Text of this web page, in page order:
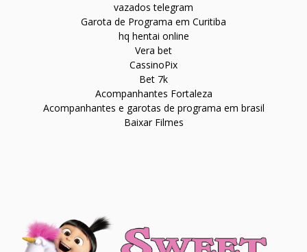
vazados telegram
Garota de Programa em Curitiba
hq hentai online
Vera bet
CassinoPix
Bet 7k
Acompanhantes Fortaleza
Acompanhantes e garotas de programa em brasil
Baixar Filmes